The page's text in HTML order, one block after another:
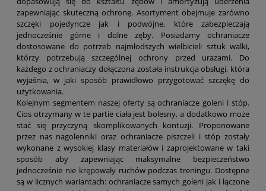
zapewniając skuteczną ochronę. Asortyment obejmuje zarówno
szczęki pojedyncze jak i podwójne, które zabezpieczają
jednocześnie górne i dolne zęby. Posiadamy ochraniacze
dostosowane do potrzeb najmłodszych wielbicieli sztuk walki,
którzy potrzebują szczególnej ochrony przed urazami. Do
każdego z ochraniaczy dołączona została instrukcja obsługi, która
wyjaśnia, w jaki sposób prawidłowo przygotować szczękę do
użytkowania.
Kolejnym segmentem naszej oferty są ochraniacze goleni i stóp.
Cios otrzymany w te partie ciała jest bolesny, a dodatkowo może
stać się przyczyną skomplikowanych kontuzji. Proponowane
przez nas nagolenniki oraz ochraniacze piszczeli i stóp zostały
wykonane z wysokiej klasy materiałów i zaprojektowane w taki
sposób aby zapewniając maksymalne bezpieczeństwo
jednocześnie nie krępowały ruchów podczas treningu. Dostępne
są w licznych wariantach: ochraniacze samych goleni jak i łączone